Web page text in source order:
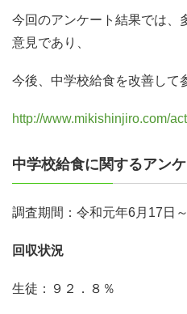
今回のアンケート結果では、
意見であり、
今後、中学校給食を改善して
http://www.mikishinjiro.com/
中学校給食に関するアン
調査期間：令和元年6月 17 日～
回収状況
生徒：９２．８％